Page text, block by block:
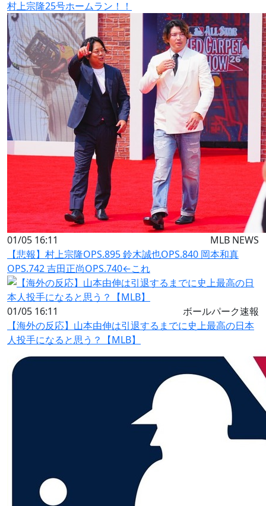
村上宗隆25号ホームラン！！
01/05 16:11
MLB NEWS
【悲報】村上宗隆OPS.895 鈴木誠也OPS.840 岡本和真
OPS.742 吉田正尚OPS.740←これ
01/05 16:11
ボールパーク速報
【海外の反応】山本由伸は引退するまでに史上最高の日本
人投手になると思う？【MLB】